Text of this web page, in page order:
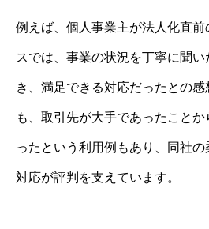
例えば、個人事業主が法人化直
スでは、事業の状況を丁寧に聞
き、満足できる対応だったとの
も、取引先が大手であったこと
ったという利用例もあり、同社
対応が評判を支えています。